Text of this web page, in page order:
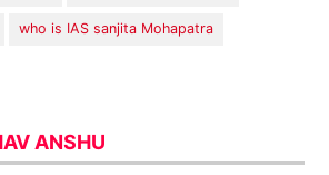
who is IAS sanjita Mohapatra
ANSHU